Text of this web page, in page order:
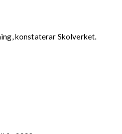
konstaterar Skolverket.